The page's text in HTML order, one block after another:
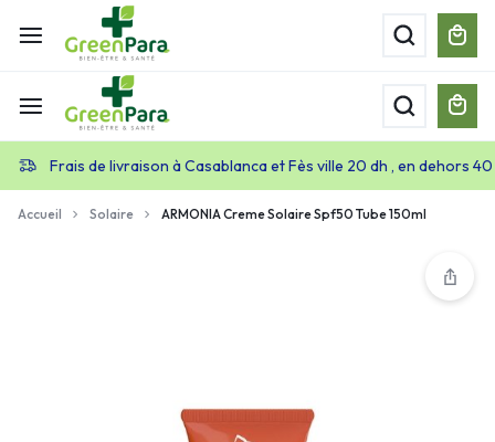
Frais de livraison à Casablanca et Fès ville 20 dh , en dehors
Accueil Solaire ARMONIA Creme Solaire Spf50 Tube 150ml